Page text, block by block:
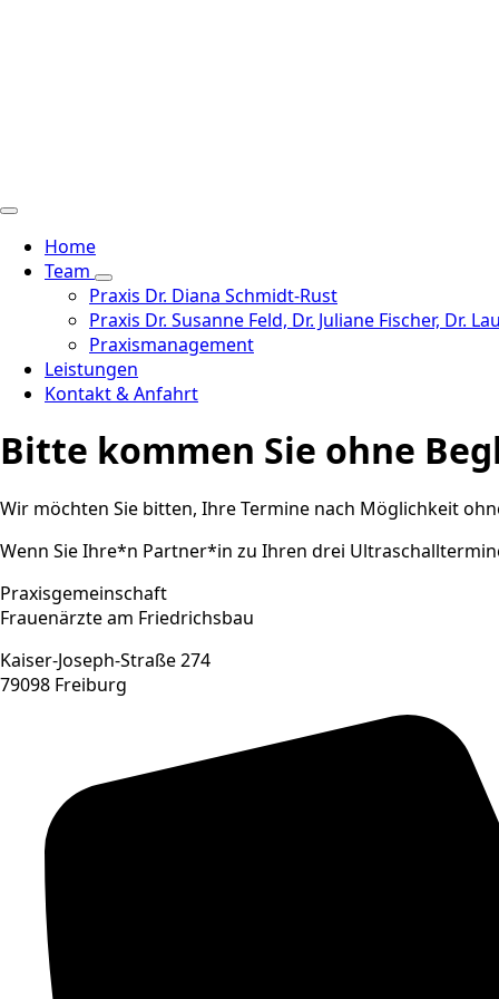
Home
Team
Praxis Dr. Diana Schmidt-Rust
Praxis Dr. Susanne Feld, Dr. Juliane Fischer, Dr.
Praxismanagement
Leistungen
Kontakt & Anfahrt
Bitte kommen Sie ohne
Wir möchten Sie bitten, Ihre Termine nach Möglichkeit
Wenn Sie Ihre*n Partner*in zu Ihren drei
Praxisgemeinschaft
Frauenärzte am Friedrichsbau
Kaiser-Joseph-Straße 274
79098 Freiburg